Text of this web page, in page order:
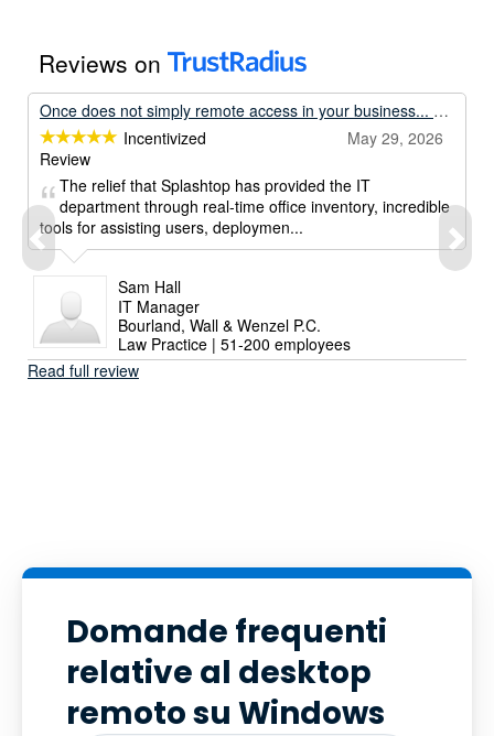
Reviews on
Once does not simply remote access in your business... Unless its with Splashtop.
Incentivized
Review
May 29, 2026
The relief that Splashtop has provided the IT
department through real-time office inventory, incredible
tools for assisting users, deploymen...
Sam Hall
IT Manager
Bourland, Wall & Wenzel P.C.
Law Practice | 51-200 employees
Read full review
Domande frequenti
relative al desktop
remoto su Windows